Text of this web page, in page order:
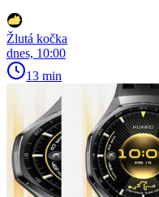
Žlutá kočka
dnes, 10:00
13 min